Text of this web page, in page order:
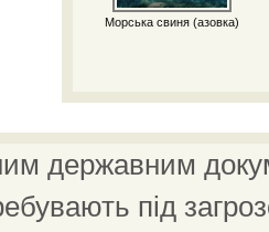
Морська свиня (азовка)
державним
під